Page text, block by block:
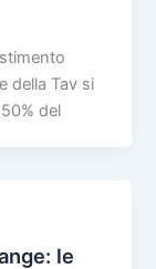
della Tav si
del
le